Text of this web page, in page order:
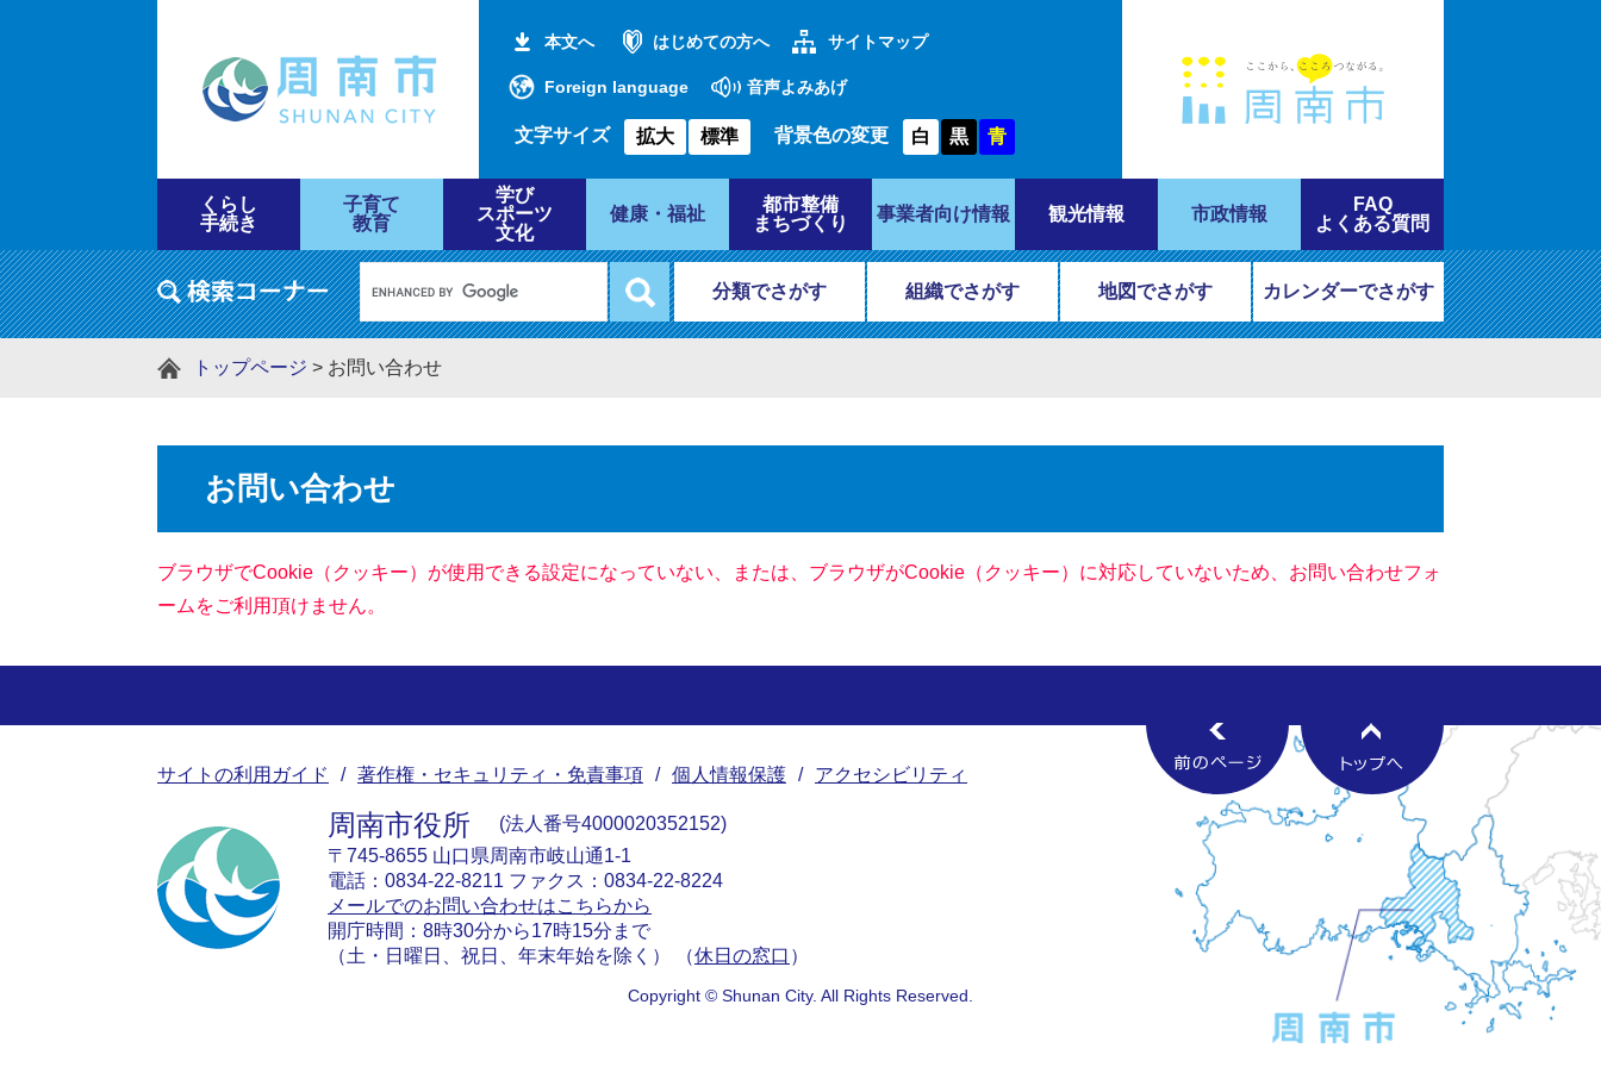
本文へ はじめての方へ サイトマップ
Foreign language 音声よみあげ
文字サイズ 拡大 標準 背景色の変更 白 黒 青
くらし
手続き
子育て
教育
学び
スポーツ
文化
健康・福祉
都市整備
まちづくり
事業者向け情報 観光情報 市政情報
FAQ
よくある質問
分類でさがす 組織でさがす 地図でさがす カレンダーでさがす
トップページ > お問い合わせ
お問い合わせ
ブラウザでCookie（クッキー）が使用できる設定になっていない、または、ブラウザがCookie（クッキー）に対応していないため、お問い合わせフォ
ームをご利用頂けません。
サイトの利用ガイド 著作権・セキュリティ・免責事項 個人情報保護 アクセシビリティ
周南市役所
法人番号4000020352152
〒745-8655 山口県周南市岐山通1-1
電話：0834-22-8211 ファクス：0834-22-8224
メールでのお問い合わせはこちらから
開庁時間：8時30分から17時15分まで
（土・日曜日、祝日、年末年始を除く） （休日の窓口 ）
Copyright © Shunan City. All Rights Reserved.